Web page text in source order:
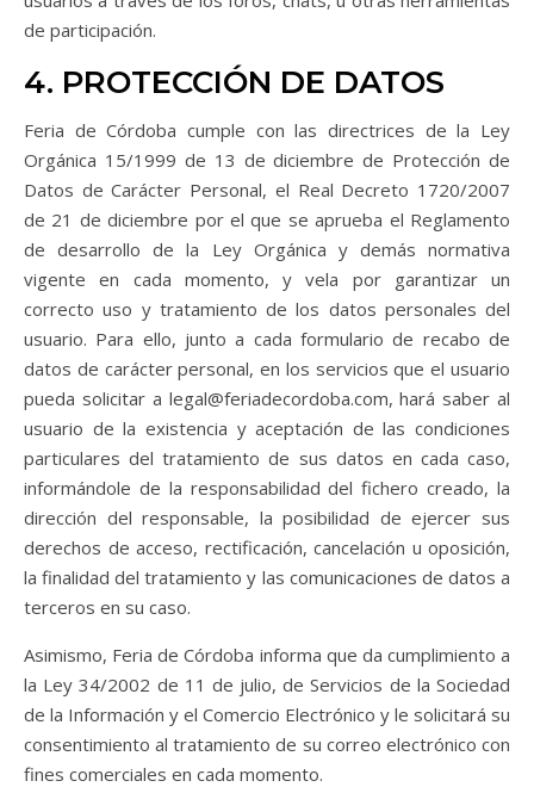
de participación.
4. PROTECCIÓN DE DATOS
Feria de Córdoba cumple con las directrices de la Ley
Orgánica 15/1999 de 13 de diciembre de Protección de
Datos de Carácter Personal, el Real Decreto 1720/2007
de 21 de diciembre por el que se aprueba el Reglamento
de desarrollo de la Ley Orgánica y demás normativa
vigente en cada momento, y vela por garantizar un
correcto uso y tratamiento de los datos personales del
usuario. Para ello, junto a cada formulario de recabo de
datos de carácter personal, en los servicios que el usuario
pueda solicitar a legal@feriadecordoba.com, hará saber al
usuario de la existencia y aceptación de las condiciones
particulares del tratamiento de sus datos en cada caso,
informándole de la responsabilidad del fichero creado, la
dirección del responsable, la posibilidad de ejercer sus
derechos de acceso, rectificación, cancelación u oposición,
la finalidad del tratamiento y las comunicaciones de datos a
terceros en su caso.
Asimismo, Feria de Córdoba informa que da cumplimiento a
la Ley 34/2002 de 11 de julio, de Servicios de la Sociedad
de la Información y el Comercio Electrónico y le solicitará su
consentimiento al tratamiento de su correo electrónico con
fines comerciales en cada momento.